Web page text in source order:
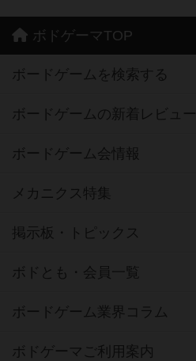
ボドゲーマTOP
ボードゲームを検索する
ボードゲームの新着レビュー
ボードゲーム会情報
メカニクス特集
掲示板・トピックス
ボドとも・会員一覧
ボードゲーム業界コラム
ボドゲーマご利用案内